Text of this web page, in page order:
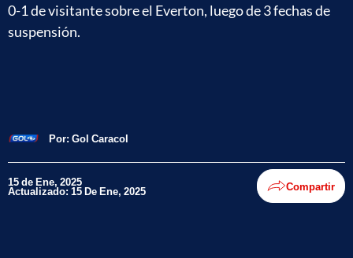
0-1 de visitante sobre el Everton, luego de 3 fechas de
suspensión.
Por: Gol Caracol
15 de Ene, 2025
Actualizado: 15 De Ene, 2025 Compartir